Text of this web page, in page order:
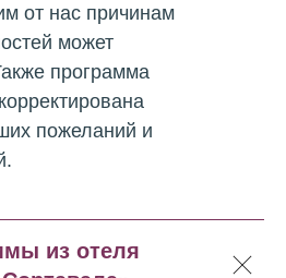
от нас причинам
может
программа
пожеланий и
из отеля